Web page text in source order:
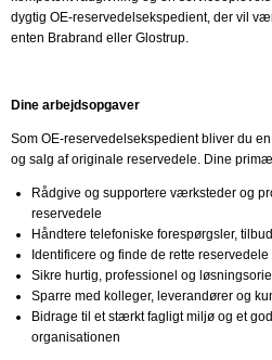
dygtig OE-reservedelsekspedient, der vil
enten Brabrand eller Glostrup.
Dine arbejdsopgaver
Som OE-reservedelsekspedient bliver du
og salg af originale reservedele. Dine
Rådgive og supportere værksteder og
reservedele
Håndtere telefoniske forespørgsler,
Identificere og finde de rette
Sikre hurtig, professionel og
Sparre med kolleger, leverandører og
Bidrage til et stærkt fagligt miljø og et
organisationen